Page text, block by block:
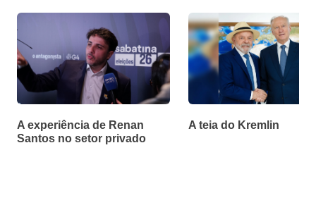
A experiência de Renan
Santos no setor privado
A teia do Kremlin